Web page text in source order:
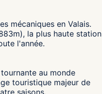
mécaniques en Valais.
la plus haute station
l'année.
au monde
touristique majeur de